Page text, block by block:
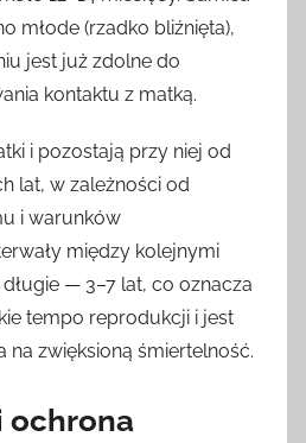
młode (rzadko bliźnięta),
jest już zdolne do
kontaktu z matką.
i pozostają przy niej od
lat, w zależności od
i warunków
między kolejnymi
— 3–7 lat, co oznacza
tempo reprodukcji i jest
na zwięksioną śmiertelność.
ochrona